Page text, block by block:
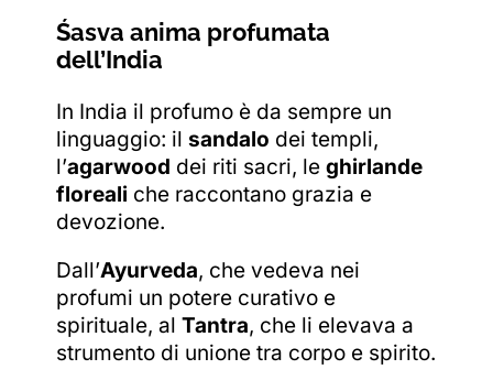
Śasva anima profumata
dell’India
In India il profumo è da sempre un
linguaggio: ilsandalo dei templi,
l’agarwood dei riti sacri, leghirlande
floreali che raccontano grazia e
devozione.
Dall’Ayurveda, che vedeva nei
profumi un potere curativo e
spirituale, alTantra, che li elevava a
strumento di unione tra corpo e spirito.